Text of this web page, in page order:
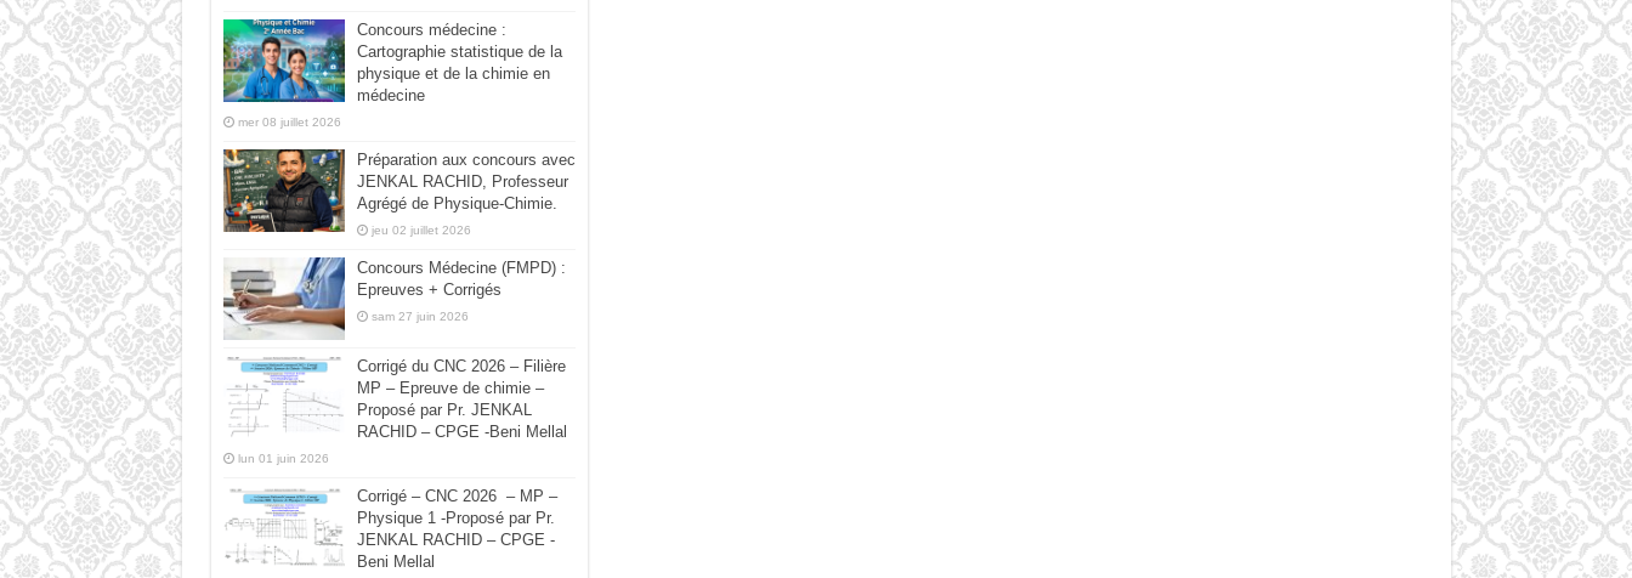
Concours médecine :
Cartographie statistique de la
physique et de la chimie en
médecine
mer 08 juillet 2026
Préparation aux concours avec
JENKAL RACHID, Professeur
Agrégé de Physique-Chimie.
jeu 02 juillet 2026
Concours Médecine (FMPD) :
Epreuves + Corrigés
sam 27 juin 2026
Corrigé du CNC 2026 – Filière
MP – Epreuve de chimie –
Proposé par Pr. JENKAL
RACHID – CPGE -Beni Mellal
lun 01 juin 2026
Corrigé – CNC 2026 – MP –
Physique 1 -Proposé par Pr.
JENKAL RACHID – CPGE -
Beni Mellal